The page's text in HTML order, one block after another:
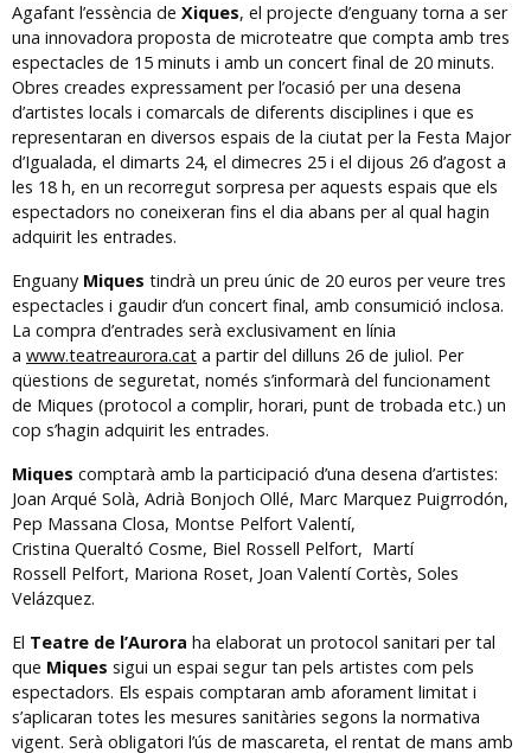
Agafant l’essència de Xiques, el projecte d’enguany torna a ser
una innovadora proposta de microteatre que compta amb tres
espectacles de 15 minuts i amb un concert final de 20 minuts.
Obres creades expressament per l’ocasió per una desena
d’artistes locals i comarcals de diferents disciplines i que es
representaran en diversos espais de la ciutat per la Festa Major
d’Igualada, el dimarts 24, el dimecres 25 i el dijous 26 d’agost a
les 18 h, en un recorregut sorpresa per aquests espais que els
espectadors no coneixeran fins el dia abans per al qual hagin
adquirit les entrades.
Enguany Miques tindrà un preu únic de 20 euros per veure tres
espectacles i gaudir d’un concert final, amb consumició inclosa.
La compra d’entrades serà exclusivament en línia
a www.teatreaurora.cat a partir del dilluns 26 de juliol. Per
qüestions de seguretat, només s’informarà del funcionament
de Miques (protocol a complir, horari, punt de trobada etc.) un
cop s’hagin adquirit les entrades.
Miques comptarà amb la participació d’una desena d’artistes:
Joan Arqué Solà, Adrià Bonjoch Ollé, Marc Marquez Puigrrodón,
Pep Massana Closa, Montse Pelfort Valentí,
Cristina Queraltó Cosme, Biel Rossell Pelfort, Martí
Rossell Pelfort, Mariona Roset, Joan Valentí Cortès, Soles
Velázquez.
El Teatre de l’Aurora ha elaborat un protocol sanitari per tal
que Miques sigui un espai segur tan pels artistes com pels
espectadors. Els espais comptaran amb aforament limitat i
s’aplicaran totes les mesures sanitàries segons la normativa
vigent. Serà obligatori l’ús de mascareta, el rentat de mans amb